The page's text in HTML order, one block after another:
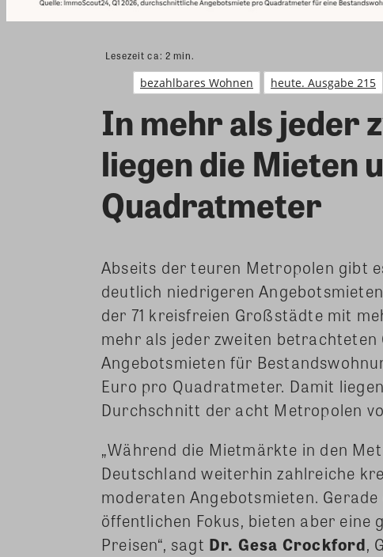
Lesezeit ca: 2 min.
bezahlbares Wohnen heute. Ausgabe 215
In mehr als jeder
liegen die Mieten
Quadratmeter
Abseits der teuren Metropolen gibt
deutlich niedrigeren
der 71 kreisfreien Großstädte mit
mehr als jeder zweiten
Angebotsmieten für
Euro pro Quadratmeter. Damit
Durchschnitt der acht Metropolen
„Während die Mietmärkte in den
Deutschland weiterhin zahlreiche
moderaten Angebotsmieten.
öffentlichen Fokus, bieten aber
Preisen“, sagt Dr. Gesa Crockford,